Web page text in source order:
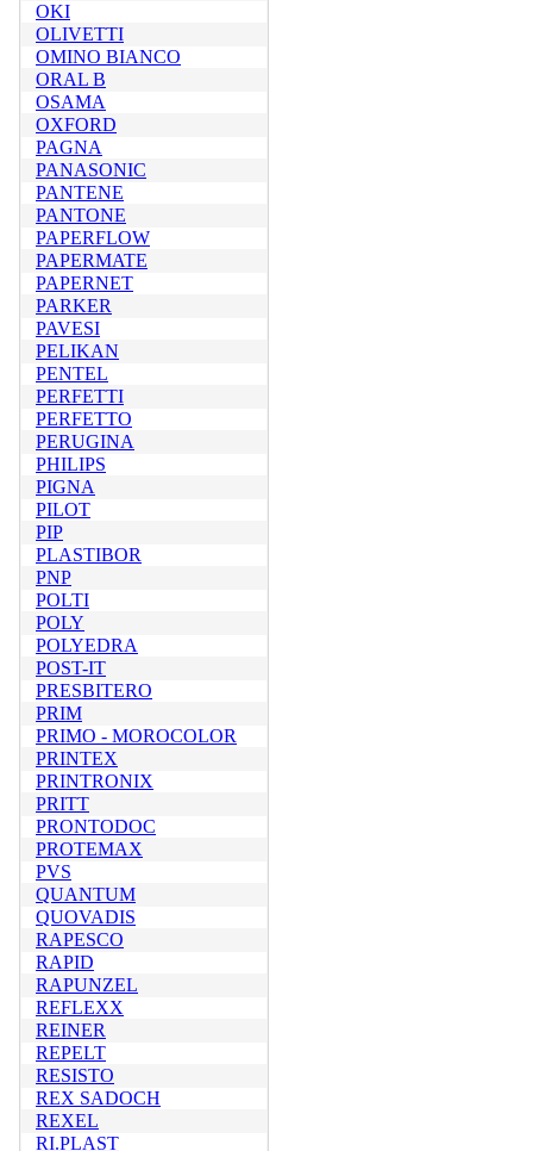
OKI
OLIVETTI
OMINO BIANCO
ORAL B
OSAMA
OXFORD
PAGNA
PANASONIC
PANTENE
PANTONE
PAPERFLOW
PAPERMATE
PAPERNET
PARKER
PAVESI
PELIKAN
PENTEL
PERFETTI
PERFETTO
PERUGINA
PHILIPS
PIGNA
PILOT
PIP
PLASTIBOR
PNP
POLTI
POLY
POLYEDRA
POST-IT
PRESBITERO
PRIM
PRIMO - MOROCOLOR
PRINTEX
PRINTRONIX
PRITT
PRONTODOC
PROTEMAX
PVS
QUANTUM
QUOVADIS
RAPESCO
RAPID
RAPUNZEL
REFLEXX
REINER
REPELT
RESISTO
REX SADOCH
REXEL
RI.PLAST